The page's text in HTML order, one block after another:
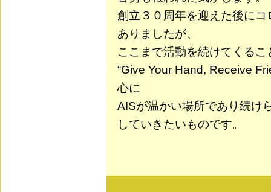
創立３０周年を迎えた後に
ありましたが、
ここまで活動を続けてくる
“Give Your Hand, Receive
心に
AISが温かい場所であり続け
していきたいものです。